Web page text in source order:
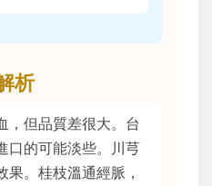
析
，但品質差很大。台
口的可能淡些。川芎
。桂枝溫通經脈，